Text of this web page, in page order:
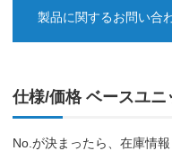
製品に関するお問い合
仕様/価格 ベースユニ
No.が決まったら、在庫情